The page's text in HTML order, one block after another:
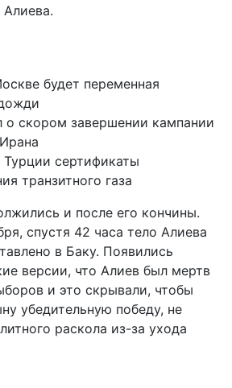
будет переменная
о скором завершении кампании
сертификаты
транзитного газа
и после его кончины.
спустя 42 часа тело Алиева
в Баку. Появились
версии, что Алиев был мертв
и это скрывали, чтобы
убедительную победу, не
раскола из-за ухода